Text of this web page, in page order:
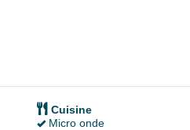
Cuisine
Micro onde